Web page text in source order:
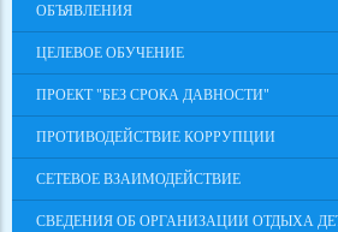
ОБЪЯВЛЕНИЯ
ЦЕЛЕВОЕ ОБУЧЕНИЕ
ПРОЕКТ "БЕЗ СРОКА ДАВНОСТИ"
ПРОТИВОДЕЙСТВИЕ КОРРУПЦИИ
СЕТЕВОЕ ВЗАИМОДЕЙСТВИЕ
СВЕДЕНИЯ ОБ ОРГАНИЗАЦИИ ОТДЫХА